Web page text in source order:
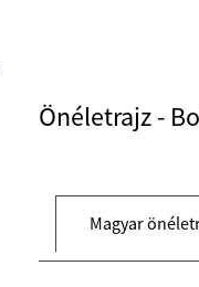
Önéletrajz -
Magyar